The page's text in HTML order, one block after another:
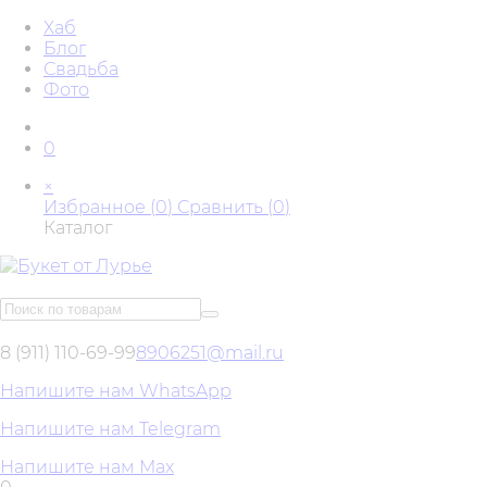
Хаб
Блог
Свадьба
Фото
0
×
Избранное (0) Сравнить (0)
Каталог
8 (911) 110-69-998906251@mail.ru
Напишите нам WhatsApp
Напишите нам Telegram
Напишите нам Max